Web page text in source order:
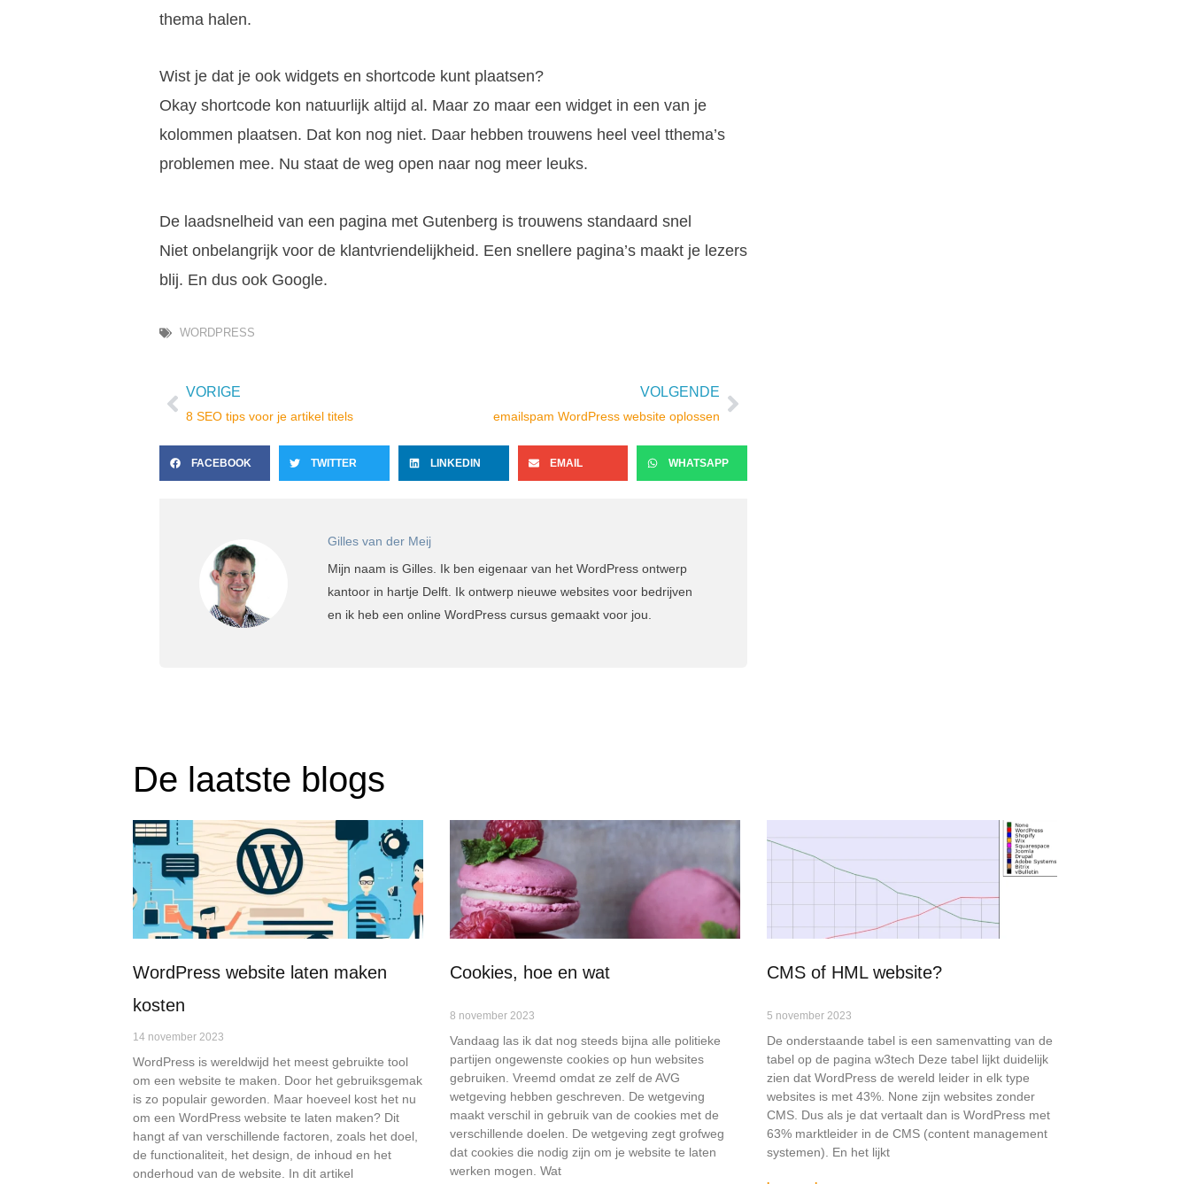
thema halen.
Wist je dat je ook widgets en shortcode kunt plaatsen?
Okay shortcode kon natuurlijk altijd al. Maar zo maar een widget in een van je
kolommen plaatsen. Dat kon nog niet. Daar hebben trouwens heel veel tthema’s
problemen mee. Nu staat de weg open naar nog meer leuks.
De laadsnelheid van een pagina met Gutenberg is trouwens standaard snel
Niet onbelangrijk voor de klantvriendelijkheid. Een snellere pagina’s maakt je lezers
blij. En dus ook Google.
WORDPRESS
Vorige
VORIGE
8 SEO tips voor je artikel titels
VOLGENDE
emailspam WordPress website oplossen Volgende
FACEBOOK TWITTER LINKEDIN EMAIL WHATSAPP
Gilles van der Meij
Mijn naam is Gilles. Ik ben eigenaar van het WordPress ontwerp
kantoor in hartje Delft. Ik ontwerp nieuwe websites voor bedrijven
en ik heb een online WordPress cursus gemaakt voor jou.
De laatste blogs
WordPress website laten maken
kosten
14 november 2023
WordPress is wereldwijd het meest gebruikte tool
om een website te maken. Door het gebruiksgemak
is zo populair geworden. Maar hoeveel kost het nu
om een WordPress website te laten maken? Dit
hangt af van verschillende factoren, zoals het doel,
de functionaliteit, het design, de inhoud en het
onderhoud van de website. In dit artikel
Cookies, hoe en wat
8 november 2023
Vandaag las ik dat nog steeds bijna alle politieke
partijen ongewenste cookies op hun websites
gebruiken. Vreemd omdat ze zelf de AVG
wetgeving hebben geschreven. De wetgeving
maakt verschil in gebruik van de cookies met de
verschillende doelen. De wetgeving zegt grofweg
dat cookies die nodig zijn om je website te laten
werken mogen. Wat
CMS of HML website?
5 november 2023
De onderstaande tabel is een samenvatting van de
tabel op de pagina w3tech Deze tabel lijkt duidelijk
zien dat WordPress de wereld leider in elk type
websites is met 43%. None zijn websites zonder
CMS. Dus als je dat vertaalt dan is WordPress met
63% marktleider in de CMS (content management
systemen). En het lijkt